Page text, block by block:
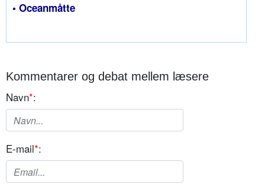
• Oceanmåtte
Kommentarer og debat mellem læsere
Navn*:
E-mail*: